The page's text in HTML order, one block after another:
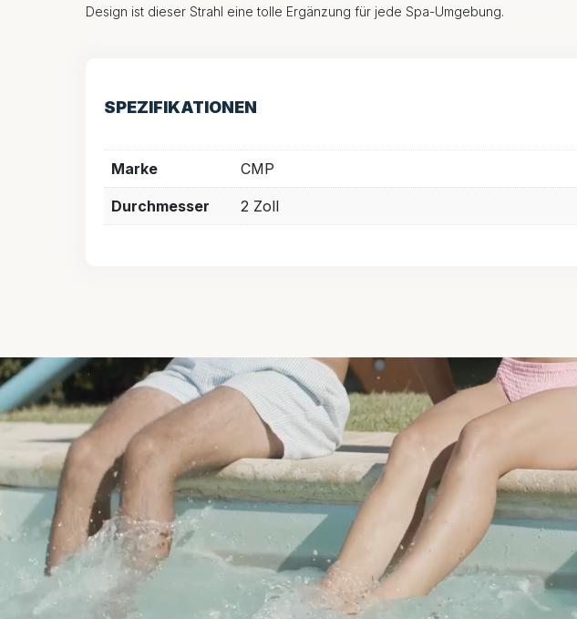
Design ist dieser Strahl eine tolle Ergänzung für jede Spa-Umgebung.
SPEZIFIKATIONEN
Marke CMP
Durchmesser 2 Zoll